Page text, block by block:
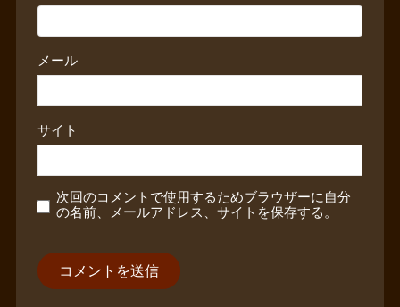
メール
サイト
次回のコメントで使用するためブラウザーに自分
の名前、メールアドレス、サイトを保存する。